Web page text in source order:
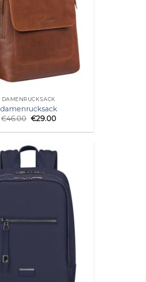
DAMENRUCKSACK
damenrucksack
€46.00 €29.00